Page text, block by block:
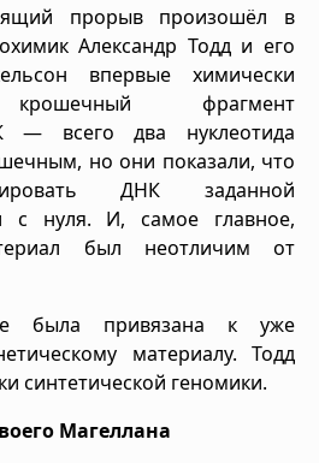
прорыв произошёл в
Александр Тодд и его
впервые химически
крошечный фрагмент
— всего два нуклеотида
но они показали, что
ДНК заданной
с нуля. И, самое главное,
был неотличим от
была привязана к уже
материалу. Тодд
синтетической геномики.
Магеллана